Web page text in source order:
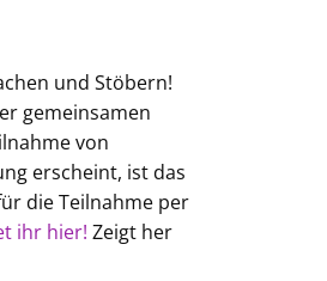
und Stöbern!
gemeinsamen
von
erscheint, ist das
die Teilnahme per
ihr hier! Zeigt her